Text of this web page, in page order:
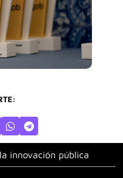
innovación pública